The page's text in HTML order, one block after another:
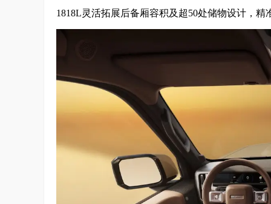
1818L灵活拓展后备厢容积及超50处储物设计，